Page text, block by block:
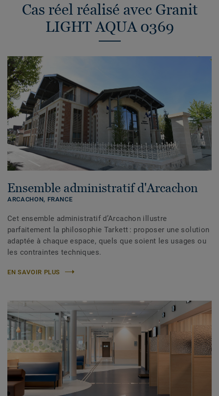
Cas réel réalisé avec Granit
LIGHT AQUA 0369
Ensemble administratif d'Arcachon
ARCACHON, FRANCE
Cet ensemble administratif d’Arcachon illustre
parfaitement la philosophie Tarkett : proposer une solution
adaptée à chaque espace, quels que soient les usages ou
les contraintes techniques.
EN SAVOIR PLUS